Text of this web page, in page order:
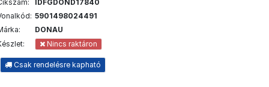
IDFGDOND17840
5901498024491
DONAU
Nincs raktáron
Csak rendelésre kapható